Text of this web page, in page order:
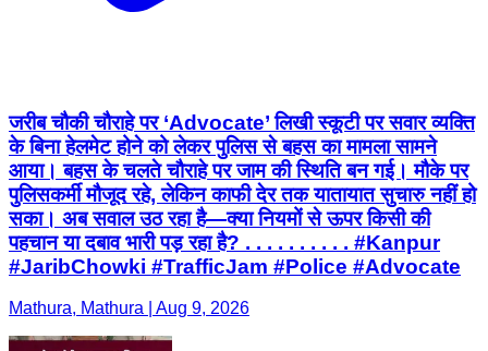
जरीब चौकी चौराहे पर ‘Advocate’ लिखी स्कूटी पर सवार व्यक्ति
के बिना हेलमेट होने को लेकर पुलिस से बहस का मामला सामने
आया। बहस के चलते चौराहे पर जाम की स्थिति बन गई। मौके पर
पुलिसकर्मी मौजूद रहे, लेकिन काफी देर तक यातायात सुचारु नहीं हो
सका। अब सवाल उठ रहा है—क्या नियमों से ऊपर किसी की
पहचान या दबाव भारी पड़ रहा है? . . . . . . . . . . #Kanpur
#JaribChowki #TrafficJam #Police #Advocate
Mathura, Mathura | Aug 9, 2026